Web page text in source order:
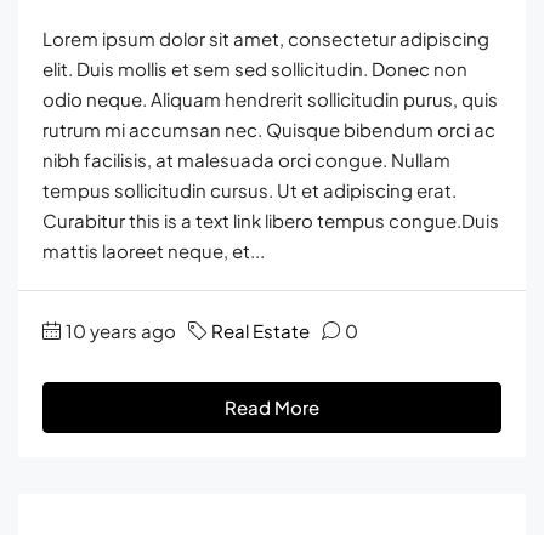
Lorem ipsum dolor sit amet, consectetur adipiscing
elit. Duis mollis et sem sed sollicitudin. Donec non
odio neque. Aliquam hendrerit sollicitudin purus, quis
rutrum mi accumsan nec. Quisque bibendum orci ac
nibh facilisis, at malesuada orci congue. Nullam
tempus sollicitudin cursus. Ut et adipiscing erat.
Curabitur this is a text link libero tempus congue.Duis
mattis laoreet neque, et...
10 years ago Real Estate 0
Read More